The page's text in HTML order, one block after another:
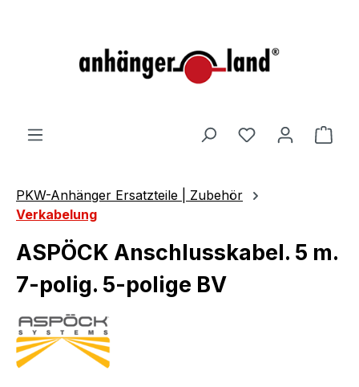
PKW-Anhänger Ersatzteile | Zubehör
Verkabelung
ASPÖCK Anschlusskabel. 5 m.
7-polig. 5-polige BV